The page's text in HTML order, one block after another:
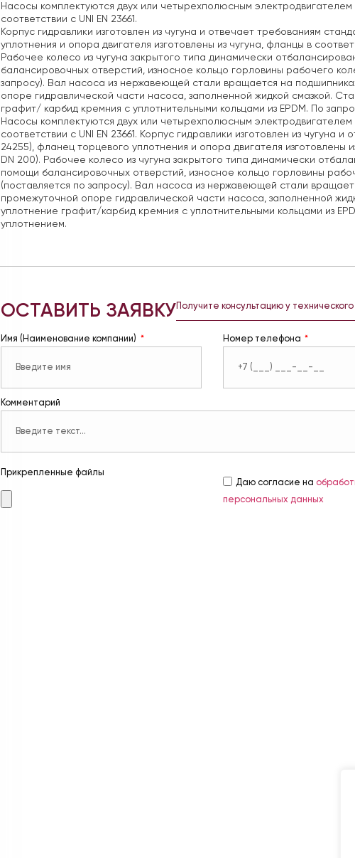
Насосы комплектуются двух или четырехполюсным
соответствии с UNI EN 23661.
Корпус гидравлики изготовлен из чугуна и отвечает требованиям
уплотнения и опора двигателя изготовлены из чугуна, фланцы в
Рабочее колесо из чугуна закрытого типа динамически
балансировочных отверстий, износное кольцо горловины рабочего
запросу). Вал насоса из нержавеющей стали вращается на
опоре гидравлической части насоса, заполненной жидкой смазкой.
графит/ карбид кремния с уплотнительными кольцами из EPDM. По
Насосы комплектуются двух или четырехполюсным
соответствии с UNI EN 23661. Корпус гидравлики изготовлен из чугуна
24255), фланец торцевого уплотнения и опора двигателя изготовлены
DN 200). Рабочее колесо из чугуна закрытого типа динамически
помощи балансировочных отверстий, износное кольцо горловины
(поставляется по запросу). Вал насоса из нержавеющей стали
промежуточной опоре гидравлической части насоса, заполненной
уплотнение графит/карбид кремния с уплотнительными кольцами из
уплотнением.
ОСТАВИТЬ ЗАЯВКУ Получите консультацию у
Имя (Наименование компании) Номер телефона
Комментарий
Прикрепленные файлы
Даю согласие на
персональных данных